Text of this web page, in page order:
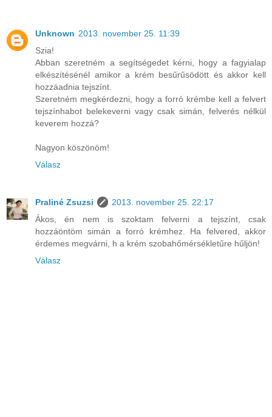
Unknown 2013. november 25. 11:39
Szia!
Abban szeretném a segítségedet kérni, hogy a fagyialap
elkészítésénél amikor a krém besűrűsödött és akkor kell
hozzáadnia tejszínt.
Szeretném megkérdezni, hogy a forró krémbe kell a felvert
tejszínhabot belekeverni vagy csak simán, felverés nélkül
keverem hozzá?
Nagyon köszönöm!
Válasz
Praliné Zsuzsi
2013. november 25. 22:17
Ákos, én nem is szoktam felverni a tejszínt, csak
hozzáöntöm simán a forró krémhez. Ha felvered, akkor
érdemes megvárni, h a krém szobahőmérsékletűre hűljön!
Válasz